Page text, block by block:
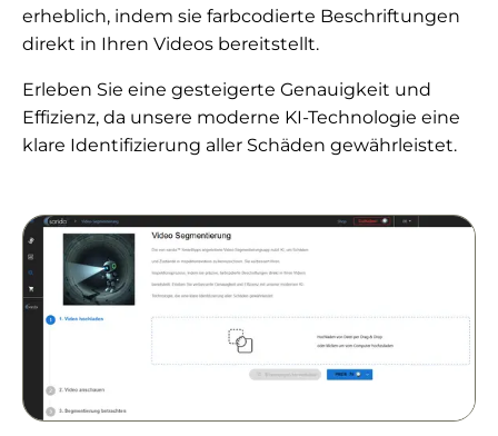
erheblich, indem sie farbcodierte Beschriftungen
direkt in Ihren Videos bereitstellt.
Erleben Sie eine gesteigerte Genauigkeit und
Effizienz, da unsere moderne KI-Technologie eine
klare Identifizierung aller Schäden gewährleistet.